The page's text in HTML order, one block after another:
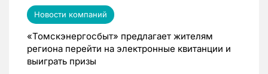
Новости компаний
«Томскэнергосбыт» предлагает жителям
региона перейти на электронные квитанции и
выиграть призы